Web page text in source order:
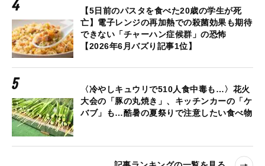
【5日前のパスタを食べた20歳の学生が死
亡】電子レンジの再加熱での殺菌効果も期待
できない「チャーハン症候群」の恐怖
【2026年6月バズり記事1位】
〈冷やしキュウリで510人食中毒も…〉花火
大会の「豚の丸焼き」、キッチンカーの「ケ
バブ」も…酷暑の夏祭りで注意したい食べ物